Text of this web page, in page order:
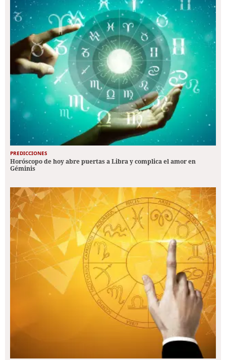
PREDICCIONES
Horóscopo de hoy abre puertas a Libra y complica el amor en
Géminis